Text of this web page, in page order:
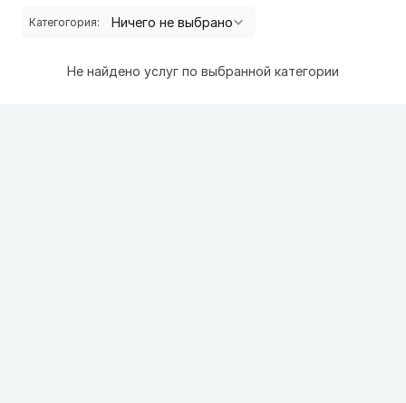
Категогория:
Не найдено услуг по выбранной категории